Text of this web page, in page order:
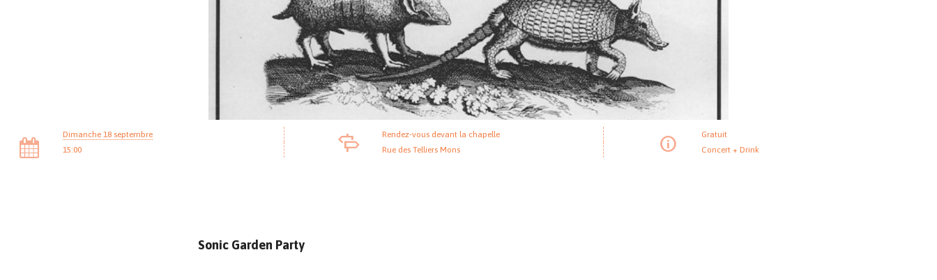
Dimanche 18 septembre
15:00
Rendez-vous devant la chapelle
Rue des Telliers Mons
Gratuit
Concert + Drink
Sonic Garden Party